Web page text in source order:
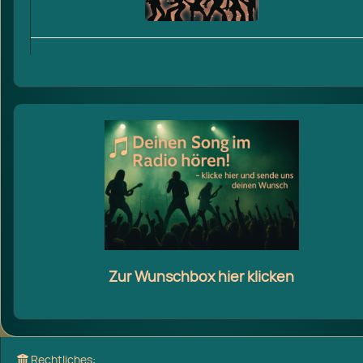
Zur Wunschboxhier klicken
Rechtliches: